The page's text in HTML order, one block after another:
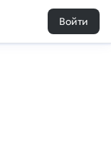
Войти
51 0